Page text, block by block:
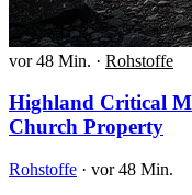
vor 48 Min. · Rohstoffe
Highland Critical
Church Property
Rohstoffe · vor 48 Min.